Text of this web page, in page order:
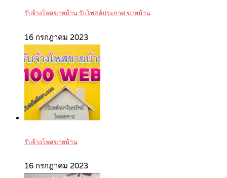
รับจ้างโพสขายบ้าน รับโพสต์ประกาศ ขายบ้าน
16 กรกฎาคม 2023
รับจ้างโพสขายบ้าน
16 กรกฎาคม 2023